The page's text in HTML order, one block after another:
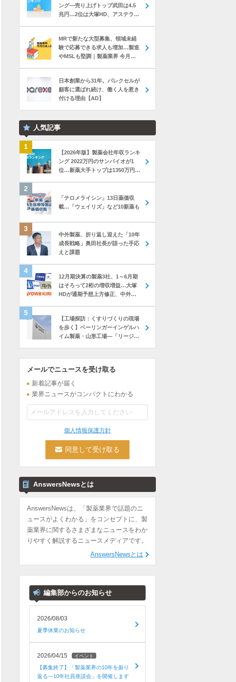
ング―売り上げトップ武田は4.5
兆円…2位は大塚HD、アステラス
MRで新たな大型募集、領域未経
験で応募できる求人も増加…製造
やMSLも堅調｜製薬業界 今月の
日本創業から31年。パレクセルが
顧客に選ばれ続け、働く人を惹き
付ける理由【AD】
人気記事
【2026年版】製薬会社年収ランキ
ング 2022万円のサンバイオが1
位…新薬大手トップは1350万円の
「テロメライシン」13日薬価収
載…「ウェイリズ」など10新薬も
中外製薬、折り返し迎えた「10年
成長戦略」奥田社長が語った手応
えと課題
12月期決算の製薬3社、1～6月期
はそろって2桁の増収増益…大塚
HDが通期予想上方修正、中外も
【工場探訪：くすりづくりの現場
を歩く】ベーリンガーインゲルハ
イム製薬・山形工場―「リージョ
メールでニュースを受け取る
新着記事が届く
業界ニュースがコンパクトにわかる
個人情報保護方針
AnswersNewsとは
AnswersNewsは、「製薬業界で話題のニ
ュースがよくわかる」をコンセプトに、製
薬業界に関するさまざまなニュースをわか
りやすく解説するニュースメディアです。
AnswersNewsとは
編集部からのお知らせ
2026/08/03
夏季休業のお知らせ
2026/04/15 イベント
【募集終了】「製薬業界の10年を振り
返る―10年社員座談会」を開催します